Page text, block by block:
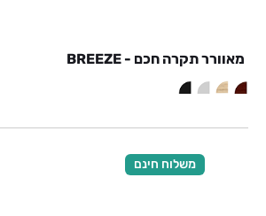
מאוורר תקרה חכם - BREEZE
משלוח חינם